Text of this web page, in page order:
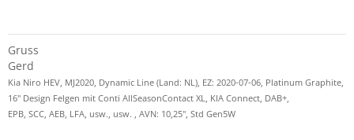
Gruss
Gerd
Kia Niro HEV, MJ2020, Dynamic Line (Land: NL), EZ: 2020-07-06, Platinum Graphite,
16" Design Felgen mit Conti AllSeasonContact XL, KIA Connect, DAB+,
EPB, SCC, AEB, LFA, usw., usw. , AVN: 10,25", Std Gen5W